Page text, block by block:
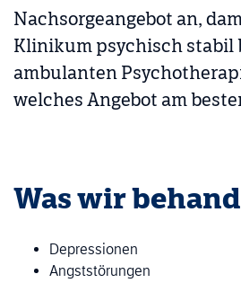
Nachsorgeangebot an,
Klinikum psychisch stabil
ambulanten
welches Angebot am
Was wir
Depressionen
Angststörungen